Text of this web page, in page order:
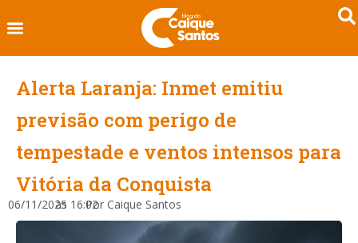
Alerta Laranja: Inmet emitiu
previsão com perigo de
tempestade e ventos intensos para
Vitória da Conquista
06/11/2025
às 16:02
Por Caique Santos